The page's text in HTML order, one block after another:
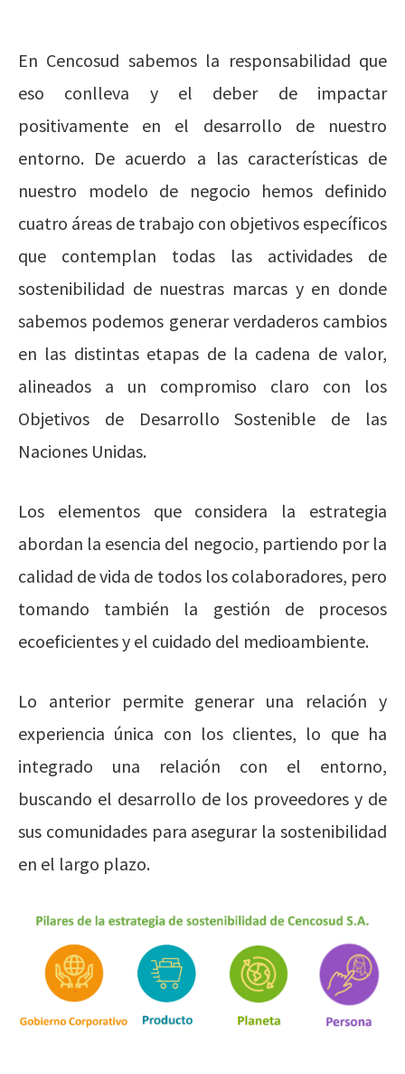
En Cencosud sabemos la responsabilidad que
eso conlleva y el deber de impactar
positivamente en el desarrollo de nuestro
entorno. De acuerdo a las características de
nuestro modelo de negocio hemos definido
cuatro áreas de trabajo con objetivos específicos
que contemplan todas las actividades de
sostenibilidad de nuestras marcas y en donde
sabemos podemos generar verdaderos cambios
en las distintas etapas de la cadena de valor,
alineados a un compromiso claro con los
Objetivos de Desarrollo Sostenible de las
Naciones Unidas.
Los elementos que considera la estrategia
abordan la esencia del negocio, partiendo por la
calidad de vida de todos los colaboradores, pero
tomando también la gestión de procesos
ecoeficientes y el cuidado del medioambiente.
Lo anterior permite generar una relación y
experiencia única con los clientes, lo que ha
integrado una relación con el entorno,
buscando el desarrollo de los proveedores y de
sus comunidades para asegurar la sostenibilidad
en el largo plazo.